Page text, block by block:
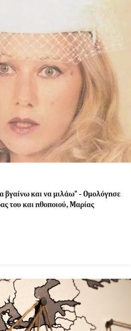
βγαίνω και να μιλάω" - Ομολόγησε
του και ηθοποιού, Μαρίας